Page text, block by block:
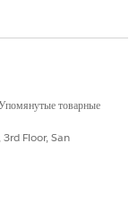
товарные
Floor, San